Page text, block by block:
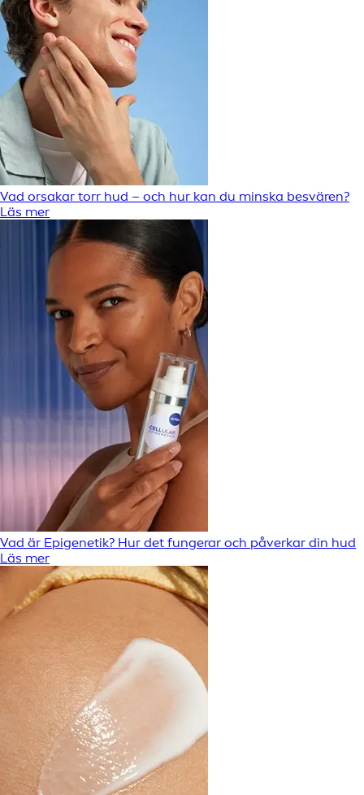
Vad orsakar torr hud – och hur kan du minska besvären?
Läs mer
Vad är Epigenetik? Hur det fungerar och påverkar din hud
Läs mer